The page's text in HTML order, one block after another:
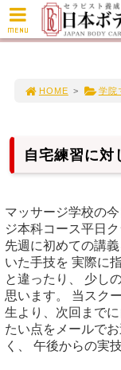
HOME > 学院
自宅練習に対
マッサージ学校の
ジ本科コース平日
先週に初めての講
いた手技を 実際に
と違ったり、 少し
思います。 当スク
生より、次回まで
たい点をメールで
く、 午後からの実
MENU